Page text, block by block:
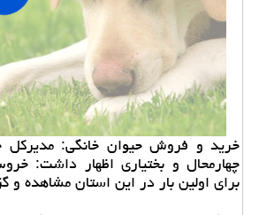
خرید و فروش حیوان خانگی:
چهارمحال و بختیاری اظهار داشت:
برای اولین بار در این استان مشاهده